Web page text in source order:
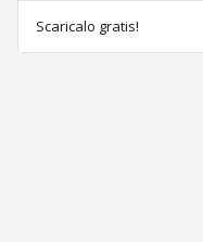
Scaricalo gratis!